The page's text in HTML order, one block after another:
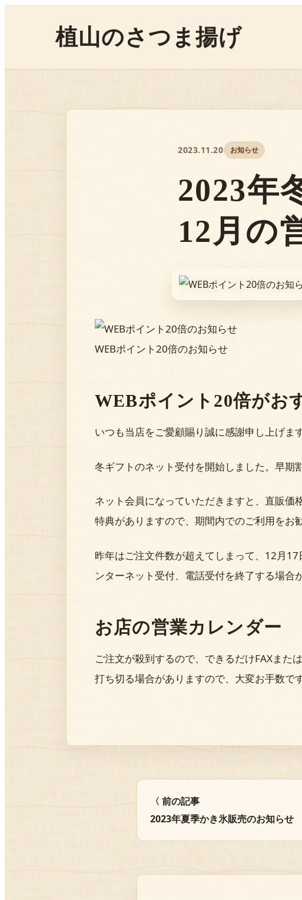
植山のさつま揚げ
2023.11.20 お知らせ
2023年
12月の
WEBポイント20倍のお知らせ
WEBポイント20倍がお
いつも当店をご愛顧賜り誠に感謝申し上げます
冬ギフトのネット受付を開始しました。早期
ネット会員になっていただきますと、直販
特典がありますので、期間内でのご利用をお
昨年はご注文件数が超えてしまって、12月
ンターネット受付、電話受付を終了する場合
お店の営業カレンダー
ご注文が殺到するので、できるだけFAXまた
打ち切る場合がありますので、大変お手数で
〈 前の記事
2023年夏季かき氷販売のお知らせ